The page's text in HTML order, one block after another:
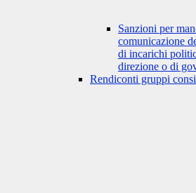
Sanzioni per
comunicazione
di incarichi
direzione o di
Rendiconti gruppi